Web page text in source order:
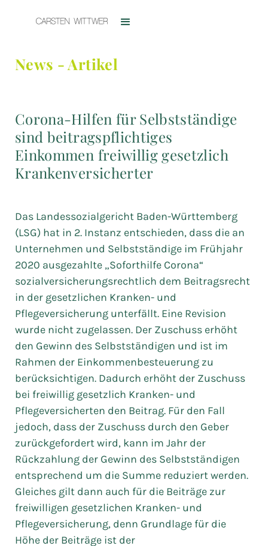
News - Artikel
Corona-Hilfen für Selbstständige
sind beitragspflichtiges
Einkommen freiwillig gesetzlich
Krankenversicherter
Das Landessozialgericht Baden-Württemberg
(LSG) hat in 2. Instanz entschieden, dass die an
Unternehmen und Selbstständige im Frühjahr
2020 ausgezahlte „Soforthilfe Corona“
sozialversicherungsrechtlich dem Beitragsrecht
in der gesetzlichen Kranken- und
Pflegeversicherung unterfällt. Eine Revision
wurde nicht zugelassen. Der Zuschuss erhöht
den Gewinn des Selbstständigen und ist im
Rahmen der Einkommenbesteuerung zu
berücksichtigen. Dadurch erhöht der Zuschuss
bei freiwillig gesetzlich Kranken- und
Pflegeversicherten den Beitrag. Für den Fall
jedoch, dass der Zuschuss durch den Geber
zurückgefordert wird, kann im Jahr der
Rückzahlung der Gewinn des Selbstständigen
entsprechend um die Summe reduziert werden.
Gleiches gilt dann auch für die Beiträge zur
freiwilligen gesetzlichen Kranken- und
Pflegeversicherung, denn Grundlage für die
Höhe der Beiträge ist der